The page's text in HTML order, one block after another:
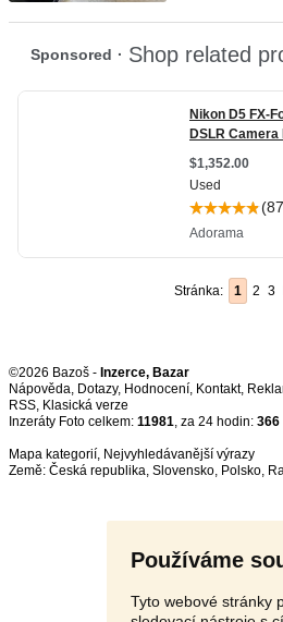
Používáme
Tyto webové stránky
Stránka: 1 2 3
©2026 Bazoš - Inzerce, Bazar
Nápověda, Dotazy, Hodnocení, Kontakt,
RSS,
Inzeráty Foto celkem: 11981, za 24 hodin: 366
Mapa kategorií, Nejvyhledávanější výrazy
Země: Česká republika, Slovensko, Polsko,